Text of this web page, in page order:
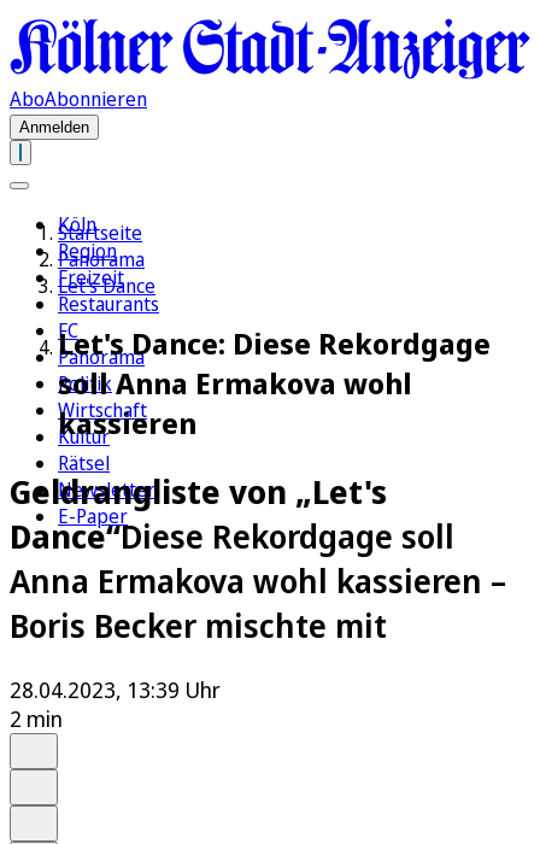
AboAbonnieren
Anmelden
Köln
Region
Freizeit
Restaurants
FC
Panorama
Politik
Wirtschaft
Kultur
Rätsel
Newsletter
E-Paper
Startseite
Panorama
Let's Dance
Let's Dance: Diese Rekordgage
soll Anna Ermakova wohl
kassieren
Geldrangliste von „Let's
Dance“Diese Rekordgage soll
Anna Ermakova wohl kassieren –
Boris Becker mischte mit
28.04.2023, 13:39 Uhr
2 min